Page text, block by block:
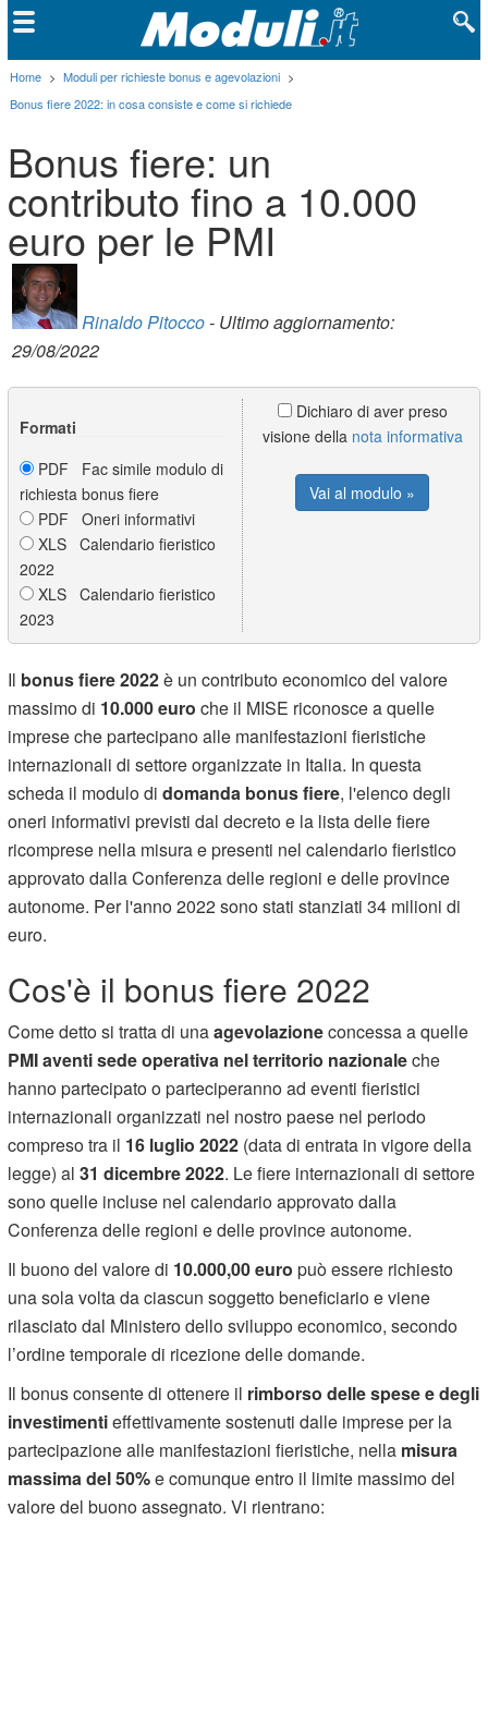
Home > Moduli per richieste bonus e agevolazioni >
Bonus fiere 2022: in cosa consiste e come si richiede
Bonus fiere: un
contributo fino a 10.000
euro per le PMI
Rinaldo Pitocco- Ultimo aggiornamento:
29/08/2022
Formati
PDF Fac simile modulo di
richiesta bonus fiere
PDF Oneri informativi
XLS Calendario fieristico
2022
XLS Calendario fieristico
2023
Dichiaro di aver preso
visione della nota informativa
Vai al modulo »
Il bonus fiere 2022è un contributo economico del valore
massimo di 10.000 euro che il MISE riconosce a quelle
imprese che partecipano alle manifestazioni fieristiche
internazionali di settore organizzate in Italia. In questa
scheda il modulo didomanda bonus fiere, l'elenco degli
oneri informativi previsti dal decreto e la lista delle fiere
ricomprese nella misura e presenti nel calendario fieristico
approvato dalla Conferenza delle regioni e delle province
autonome. Per l'anno 2022 sono stati stanziati 34 milioni di
euro.
Cos'è il bonus fiere 2022
Come detto si tratta di unaagevolazioneconcessa a quelle
PMI aventi sede operativa nel territorio nazionaleche
hanno partecipato o parteciperanno ad eventi fieristici
internazionali organizzati nel nostro paese nel periodo
compreso tra il 16 luglio 2022 (data di entrata in vigore della
legge) al31 dicembre 2022. Le fiere internazionali di settore
sono quelle incluse nel calendario approvato dalla
Conferenza delle regioni e delle province autonome.
Il buono del valore di 10.000,00 euro può essere richiesto
una sola volta da ciascun soggetto beneficiario e viene
rilasciato dal Ministero dello sviluppo economico, secondo
l’ordine temporale di ricezione delle domande.
Il bonus consente di ottenere il rimborso delle spese e degli
investimentieffettivamente sostenuti dalle imprese per la
partecipazione alle manifestazioni fieristiche, nella misura
massima del 50%e comunque entro il limite massimo del
valore del buono assegnato. Vi rientrano: